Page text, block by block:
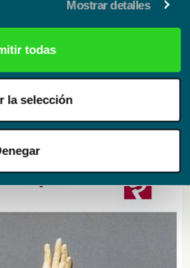
Mostrar detalles
todas
la selección
de horas bajas’ de